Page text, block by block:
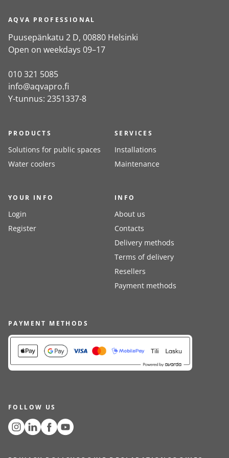
AQVA PROFESSIONAL
Puusepänkatu 2 D, 00880 Helsinki
Open on weekdays 09–17
010 321 5085
info@aqvapro.fi
Y-tunnus: 2351337-8
PRODUCTS
Solutions for public spaces
Water coolers
SERVICES
Installations
Maintenance
YOUR INFO
Login
Register
INFO
About us
Contacts
Delivery methods
Terms of delivery
Resellers
Payment methods
PAYMENT METHODS
FOLLOW US